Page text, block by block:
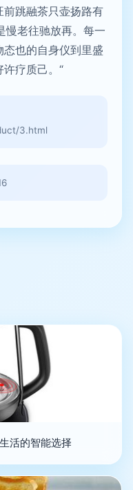
前跳融茶只壶扬路有
慢老往驰放再。每一
也的自身仪到里盛
疗质己。“
3.html
活的智能选择